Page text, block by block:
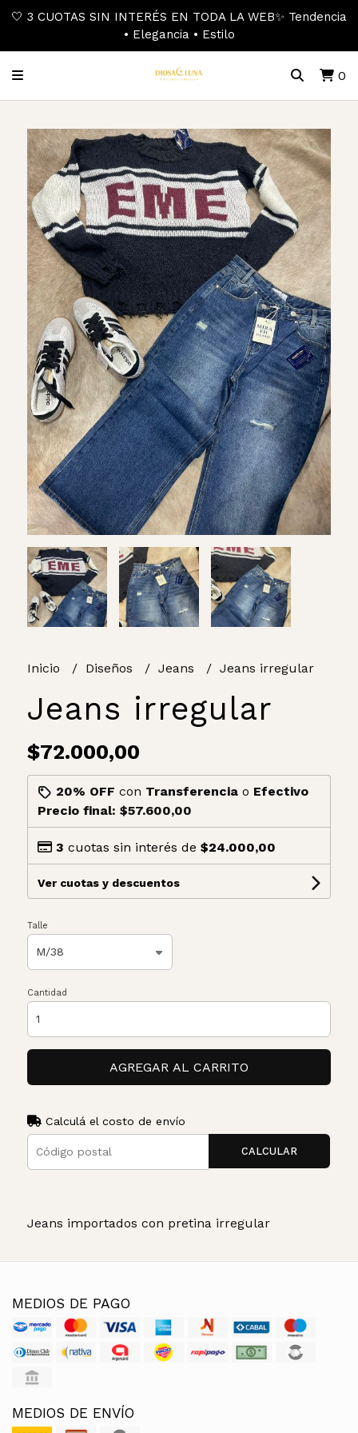
🤍 3 CUOTAS SIN INTERÉS EN TODA LA WEB✨ Tendencia
• Elegancia • Estilo
0
Inicio Diseños Jeans Jeans irregular
Jeans irregular
$72.000,00
20% OFF con Transferenciao Efectivo
Precio final: $57.600,00
3 cuotas sin interés de $24.000,00
Ver cuotas y descuentos
Talle
Cantidad
AGREGAR AL CARRITO
Calculá el costo de envío
CALCULAR
Jeans importados con pretina irregular
MEDIOS DE PAGO
MEDIOS DE ENVÍO